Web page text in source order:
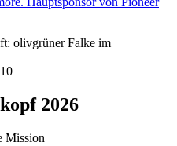
2026
Mission